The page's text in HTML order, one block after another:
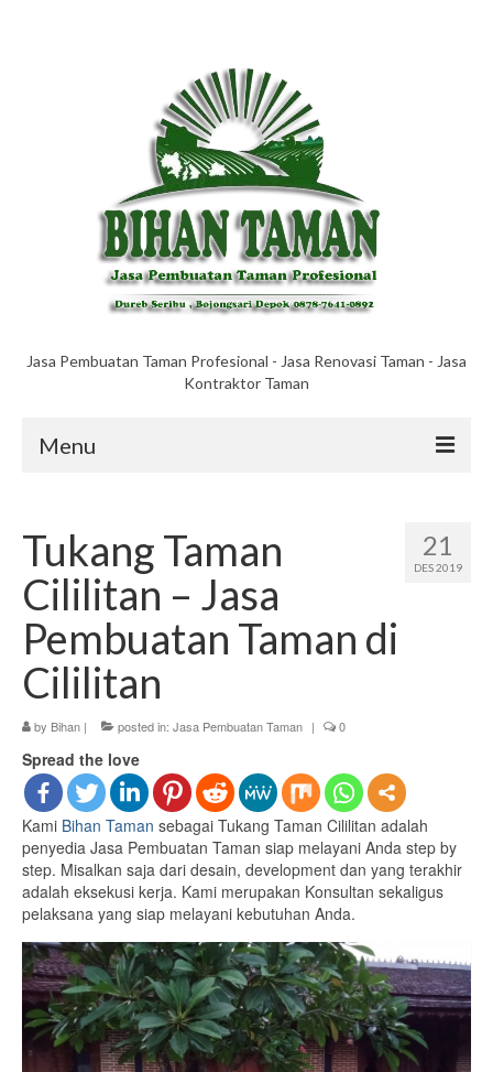
Jasa Pembuatan Taman Profesional - Jasa Renovasi Taman - Jasa
Kontraktor Taman
Menu
Jasa Pembuatan Taman
Kontak Bisnis
Bihan Landscape Gallery
21
DES 2019
Tukang Taman
Cililitan – Jasa
Pembuatan Taman di
Cililitan
by Bihan | posted in: Jasa Pembuatan Taman | 0
Spread the love
Kami Bihan Taman sebagai Tukang Taman Cililitan adalah
penyedia Jasa Pembuatan Taman siap melayani Anda step by
step. Misalkan saja dari desain, development dan yang terakhir
adalah eksekusi kerja. Kami merupakan Konsultan sekaligus
pelaksana yang siap melayani kebutuhan Anda.